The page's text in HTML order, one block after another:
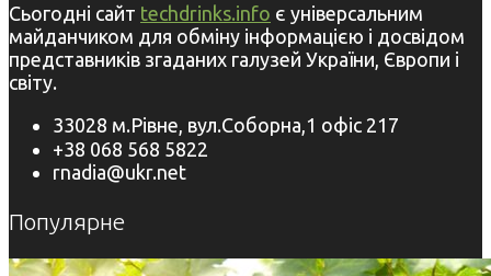
Сьогодні сайт techdrinks.info є універсальним
майданчиком для обміну інформацією і досвідом
представників згаданих галузей України, Європи і
світу.
33028 м.Рівне, вул.Соборна,1 офіс 217
+38 068 568 5822
rnadia@ukr.net
Популярне